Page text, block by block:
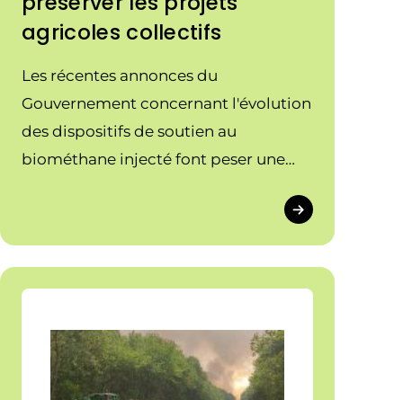
agricoles collectifs
Les récentes annonces du
Gouvernement concernant l'évolution
des dispositifs de soutien au
biométhane injecté font peser une
portés par les agricultrices et
agriculteurs en collectif.